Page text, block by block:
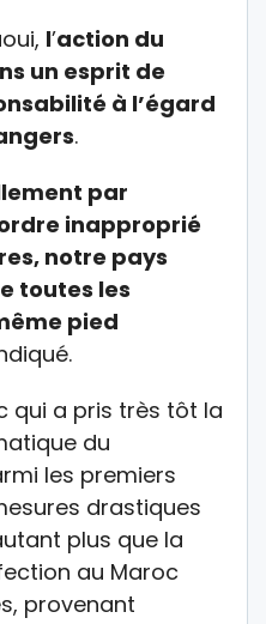
l’action du
un esprit de
à l’égard
.
par
inapproprié
notre pays
toutes les
pied
qui a pris très tôt la
du
les premiers
drastiques
plus que la
au Maroc
provenant